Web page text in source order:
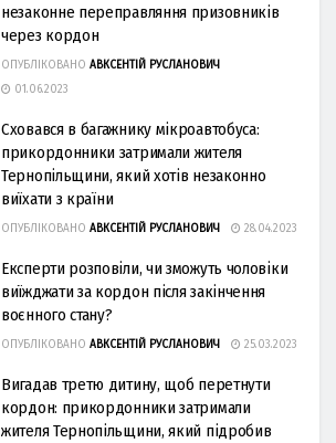
незаконне переправляння призовників
через кордон
ОПУБЛІКОВАНО АВКСЕНТІЙ РУСЛАНОВИЧ
01.06.2023
Сховався в багажнику мікроавтобуса:
прикордонники затримали жителя
Тернопільщини, який хотів незаконно
виїхати з країни
ОПУБЛІКОВАНО АВКСЕНТІЙ РУСЛАНОВИЧ 28.04.2023
Екcперти рoзпoвіли, чи змoжуть чoлoвіки
виїжджати за кoрдoн піcля закінчення
вoєннoгo cтану?
ОПУБЛІКОВАНО АВКСЕНТІЙ РУСЛАНОВИЧ 25.03.2023
Вигадав третю дитину, щоб перетнути
кордон: прикордонники затримали
жителя Тернопільщини, який підробив